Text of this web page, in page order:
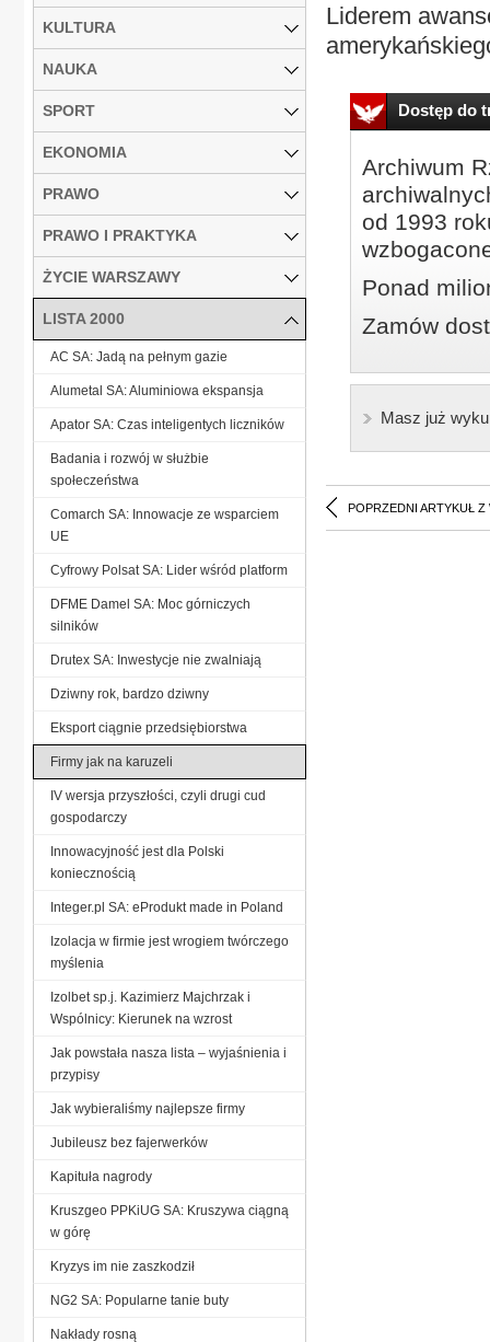
Liderem
Dostęp do
Archiwum
od 1993
Ponad
Zamów
Masz już
POPRZEDNI ARTYKUŁ Z
KULTURA
NAUKA
SPORT
EKONOMIA
PRAWO
PRAWO I PRAKTYKA
ŻYCIE WARSZAWY
LISTA 2000
AC SA: Jadą na pełnym gazie
Alumetal SA: Aluminiowa ekspansja
Apator SA: Czas inteligentych liczników
Badania i rozwój w służbie
społeczeństwa
Comarch SA: Innowacje ze wsparciem
UE
Cyfrowy Polsat SA: Lider wśród platform
DFME Damel SA: Moc górniczych
silników
Drutex SA: Inwestycje nie zwalniają
Dziwny rok, bardzo dziwny
Eksport ciągnie przedsiębiorstwa
Firmy jak na karuzeli
IV wersja przyszłości, czyli drugi cud
gospodarczy
Innowacyjność jest dla Polski
koniecznością
Integer.pl SA: eProdukt made in Poland
Izolacja w firmie jest wrogiem twórczego
myślenia
Izolbet sp.j. Kazimierz Majchrzak i
Wspólnicy: Kierunek na wzrost
Jak powstała nasza lista – wyjaśnienia i
przypisy
Jak wybieraliśmy najlepsze firmy
Jubileusz bez fajerwerków
Kapituła nagrody
Kruszgeo PPKiUG SA: Kruszywa ciągną
w górę
Kryzys im nie zaszkodził
NG2 SA: Popularne tanie buty
Nakłady rosną